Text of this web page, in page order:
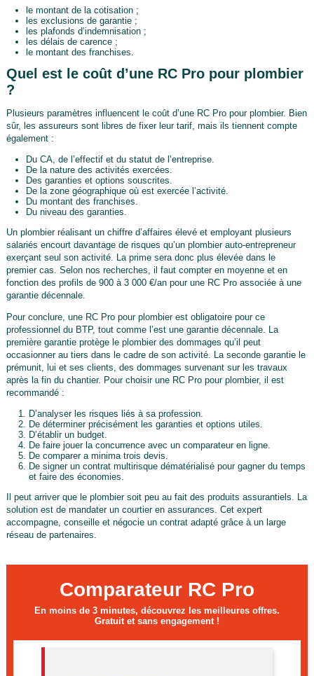
le montant de la cotisation ;
les exclusions de garantie ;
les plafonds d’indemnisation ;
les délais de carence ;
le montant des franchises.
Quel est le coût d’une RC Pro pour plombier
?
Plusieurs paramètres influencent le coût d’une RC Pro pour plombier. Bien
sûr, les assureurs sont libres de fixer leur tarif, mais ils tiennent compte
également :
Du CA, de l’effectif et du statut de l’entreprise.
De la nature des activités exercées.
Des garanties et options souscrites.
De la zone géographique où est exercée l’activité.
Du montant des franchises.
Du niveau des garanties.
Un plombier réalisant un chiffre d’affaires élevé et employant plusieurs
salariés encourt davantage de risques qu’un plombier auto-entrepreneur
exerçant seul son activité. La prime sera donc plus élevée dans le
premier cas. Selon nos recherches, il faut compter en moyenne et en
fonction des profils de 900 à 3 000 €/an pour une RC Pro associée à une
garantie décennale.
Pour conclure, une RC Pro pour plombier est obligatoire pour ce
professionnel du BTP, tout comme l’est une garantie décennale. La
première garantie protège le plombier des dommages qu’il peut
occasionner au tiers dans le cadre de son activité. La seconde garantie le
prémunit, lui et ses clients, des dommages survenant sur les travaux
après la fin du chantier. Pour choisir une RC Pro pour plombier, il est
recommandé :
D’analyser les risques liés à sa profession.
De déterminer précisément les garanties et options utiles.
D’établir un budget.
De faire jouer la concurrence avec un comparateur en ligne.
De comparer a minima trois devis.
De signer un contrat multirisque dématérialisé pour gagner du temps
et faire des économies.
Il peut arriver que le plombier soit peu au fait des produits assurantiels. La
solution est de mandater un courtier en assurances. Cet expert
accompagne, conseille et négocie un contrat adapté grâce à un large
réseau de partenaires.
Comparateur RC Pro
En moins de 3 minutes, découvrez les meilleures offres.
Gratuit et sans engagement !